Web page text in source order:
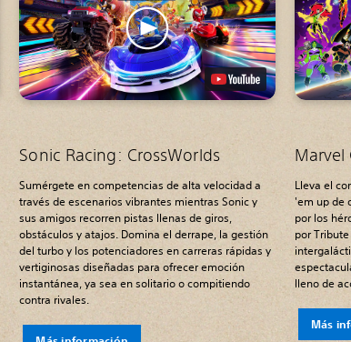
Sonic Racing: CrossWorlds
Sumérgete en competencias de alta velocidad a
través de escenarios vibrantes mientras Sonic y
sus amigos recorren pistas llenas de giros,
obstáculos y atajos. Domina el derrape, la gestión
del turbo y los potenciadores en carreras rápidas y
vertiginosas diseñadas para ofrecer emoción
instantánea, ya sea en solitario o compitiendo
contra rivales.
Marvel
Lleva el
'em up de
por los
por
lleno de
Más